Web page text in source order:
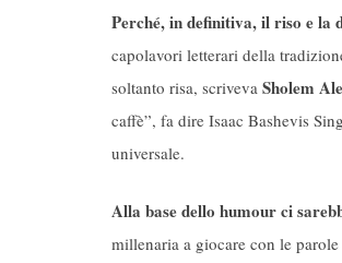
Perché, in definitiva, il riso e la
capolavori letterari della
soltanto risa, scriveva Sholem
caffè”, fa dire Isaac Bashevis
universale.
Alla base dello humour ci
millenaria a giocare con le